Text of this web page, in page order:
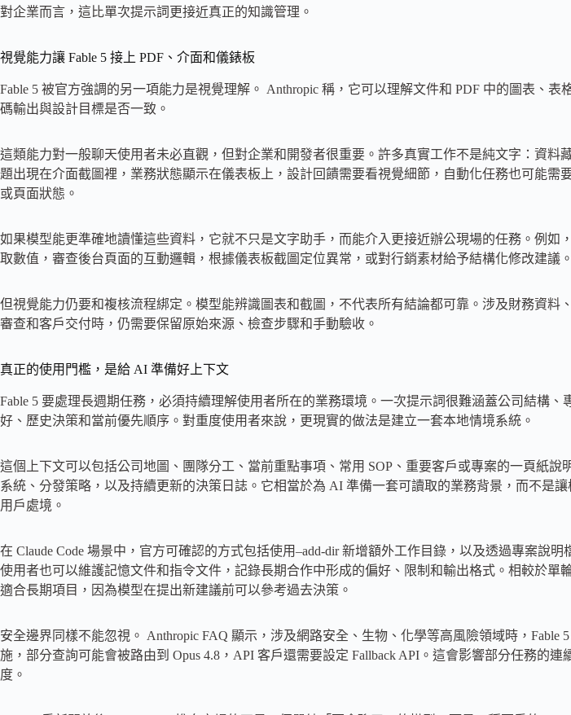
對企業而言，這比單次提示詞更接近真正的知識管理。
視覺能力讓 Fable 5 接上 PDF、介面和儀錶板
Fable 5 被官方強調的另一項能力是視覺理解。 Anthropic 稱，它可以理解文件和 PDF 中的圖表、表
碼輸出與設計目標是否一致。
這類能力對一般聊天使用者未必直觀，但對企業和開發者很重要。許多真實工作不是純文字：資料
題出現在介面截圖裡，業務狀態顯示在儀表板上，設計回饋需要看視覺細節，自動化任務也可能需
或頁面狀態。
如果模型能更準確地讀懂這些資料，它就不只是文字助手，而能介入更接近辦公現場的任務。例如
取數值，審查後台頁面的互動邏輯，根據儀表板截圖定位異常，或對行銷素材給予結構化修改建議。
但視覺能力仍要和複核流程綁定。模型能辨識圖表和截圖，不代表所有結論都可靠。涉及財務資料
審查和客戶交付時，仍需要保留原始來源、檢查步驟和手動驗收。
真正的使用門檻，是給 AI 準備好上下文
Fable 5 要處理長週期任務，必須持續理解使用者所在的業務環境。一次提示詞很難涵蓋公司結構、
好、歷史決策和當前優先順序。對重度使用者來說，更現實的做法是建立一套本地情境系統。
這個上下文可以包括公司地圖、團隊分工、當前重點事項、常用 SOP、重要客戶或專案的一頁紙說
系統、分發策略，以及持續更新的決策日誌。它相當於為 AI 準備一套可讀取的業務背景，而不是讓
用戶處境。
在 Claude Code 場景中，官方可確認的方式包括使用–add-dir 新增額外工作目錄，以及透過專案說明
使用者也可以維護記憶文件和指令文件，記錄長期合作中形成的偏好、限制和輸出格式。相較於單
適合長期項目，因為模型在提出新建議前可以參考過去決策。
安全邊界同樣不能忽視。 Anthropic FAQ 顯示，涉及網路安全、生物、化學等高風險領域時，Fable
施，部分查詢可能會被路由到 Opus 4.8，API 客戶還需要設定 Fallback API。這會影響部分任務的連
度。